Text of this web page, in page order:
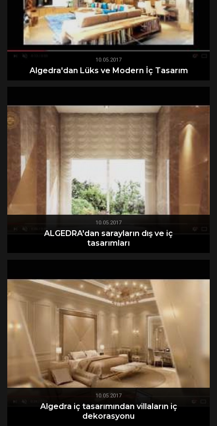
10.05.2017
Algedra'dan Lüks ve Modern İç Tasarım
10.05.2017
ALGEDRA'dan sarayların dış ve iç
tasarımları
10.05.2017
Algedra iç tasarımından villaların iç
dekorasyonu